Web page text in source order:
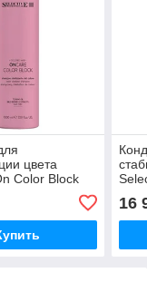
цвета
Color Block
16